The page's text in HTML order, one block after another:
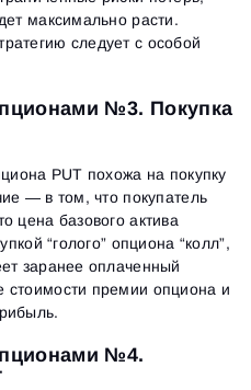
максимально расти.
следует с особой
№3. Покупка
PUT похожа на покупку
— в том, что покупатель
цена базового актива
“голого” опциона “колл”,
заранее оплаченный
стоимости премии опциона и
№4.